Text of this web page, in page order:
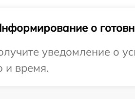
о
уведомление о
и время.